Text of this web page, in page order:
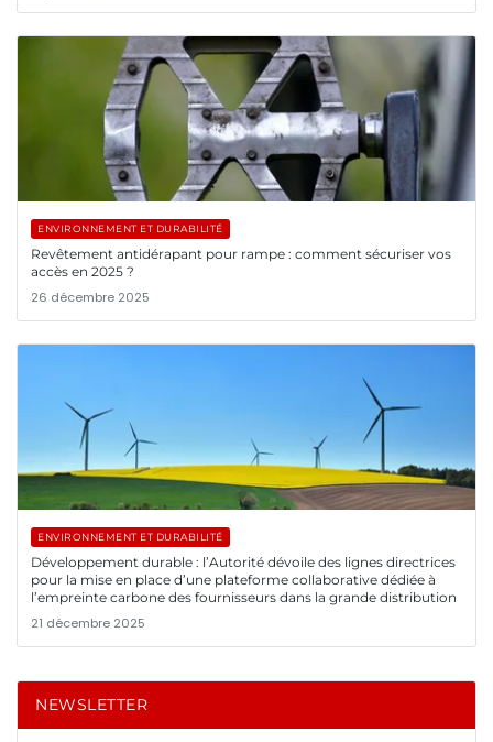
ENVIRONNEMENT ET DURABILITÉ
Revêtement antidérapant pour rampe : comment sécuriser vos
accès en 2025 ?
26 décembre 2025
ENVIRONNEMENT ET DURABILITÉ
Développement durable : l’Autorité dévoile des lignes directrices
pour la mise en place d’une plateforme collaborative dédiée à
l’empreinte carbone des fournisseurs dans la grande distribution
21 décembre 2025
NEWSLETTER